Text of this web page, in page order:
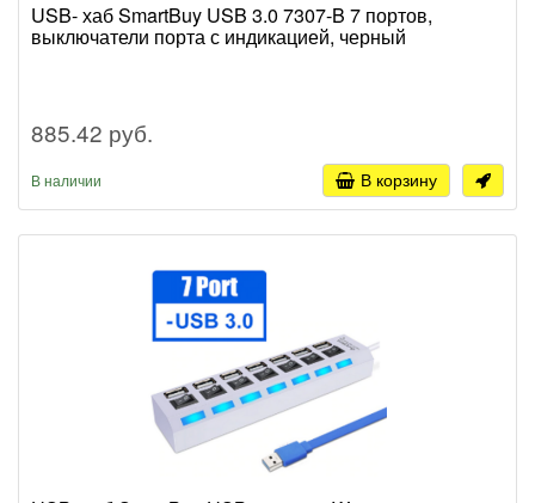
USB- хаб SmartBuy USB 3.0 7307-B 7 портов,
выключатели порта с индикацией, черный
885.42 руб.
В наличии В корзину